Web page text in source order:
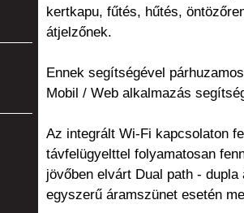
kertkapu, fűtés, hűtés,
átjelzőnek.
Ennek segítségével
Mobil / Web alkalmazás
Az integrált Wi-Fi kapcsolaton
távfelügyelttel folyamatosan
jövőben elvárt Dual path -
egyszerű áramszünet esetén